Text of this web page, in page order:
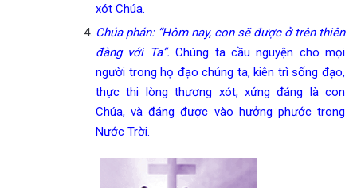
xót Chúa.
Chúa phán: “Hôm nay, con sẽ được ở trên thiên
đàng với Ta”. Chúng ta cầu nguyện cho mọi
người trong họ đạo chúng ta, kiên trì sống đạo,
thực thi lòng thương xót, xứng đáng là con
Chúa, và đáng được vào hưởng phước trong
Nước Trời.